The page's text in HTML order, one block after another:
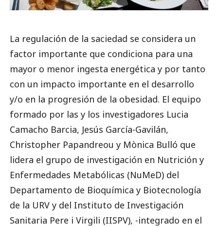
La regulación de la saciedad se considera un
factor importante que condiciona para una
mayor o menor ingesta energética y por tanto
con un impacto importante en el desarrollo
y/o en la progresión de la obesidad. El equipo
formado por las y los investigadores Lucia
Camacho Barcia, Jesús García-Gavilán,
Christopher Papandreou y Mònica Bulló que
lidera el grupo de investigación en Nutrición y
Enfermedades Metabólicas (NuMeD) del
Departamento de Bioquímica y Biotecnología
de la URV y del Instituto de Investigación
Sanitaria Pere i Virgili (IISPV), -integrado en el